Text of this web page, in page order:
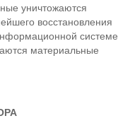
уничтожаются
восстановления
системе
материальные